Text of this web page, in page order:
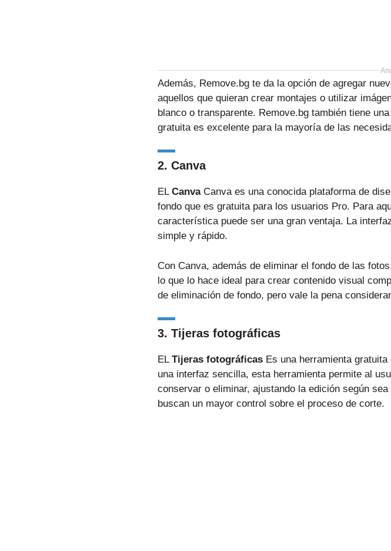
Además, Remove.bg te da la opción de agregar
aquellos que quieran crear montajes o utilizar
blanco o transparente. Remove.bg también tiene
gratuita es excelente para la mayoría de las
2. Canva
EL CanvaCanva es una conocida plataforma de
fondo que es gratuita para los usuarios Pro. Para
característica puede ser una gran ventaja. La
simple y rápido.
Con Canva, además de eliminar el fondo de las
lo que lo hace ideal para crear contenido visual
de eliminación de fondo, pero vale la pena
3. Tijeras fotográficas
EL Tijeras fotográficas Es una herramienta
una interfaz sencilla, esta herramienta permite al
conservar o eliminar, ajustando la edición según
buscan un mayor control sobre el proceso de corte.